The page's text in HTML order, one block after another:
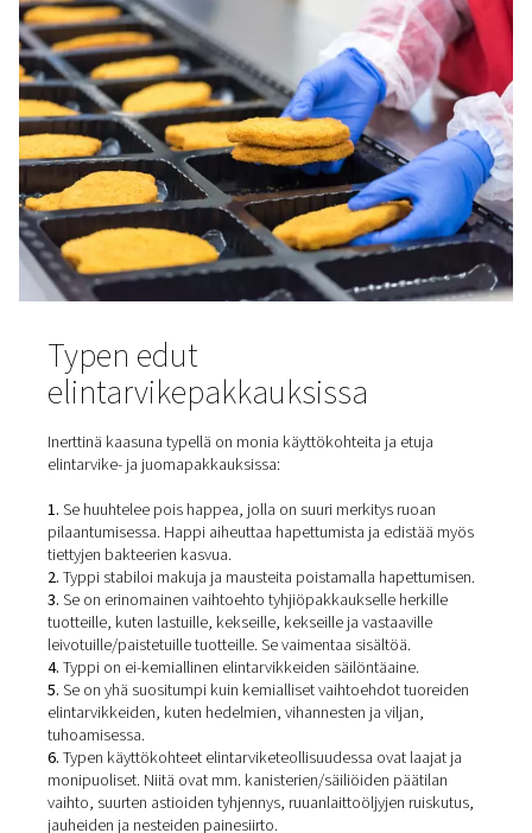
Elintarvikelaatuinen typpi on typpeä, jonka puhtaus ja
täyttävät Yhdysvaltain, Euroopan ja muiden
elintarvike- ja juomastandardien vaatimukset.
Euroopan unioni määrittelee elintarvikelaatuisen typen
puhtaudeksi 99 % (alle 1 % happea jäljellä).
Elintarvikevalmistajat käyttävät elintarvikelaatuista
välttääkseen kontaminaation ja kokonaisten tuote-erien
hävittämisen. Se myös säilyttää maun ja pidentää
säilyvyyttä.
Typen edut